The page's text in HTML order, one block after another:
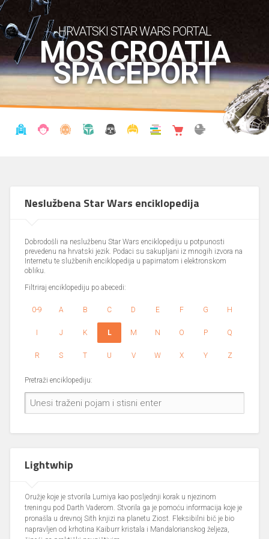
HRVATSKI STAR WARS PORTAL
MOS CROATIA
SPACEPORT
Neslužbena Star Wars enciklopedija
Dobrodošli na neslužbenu Star Wars enciklopediju u potpunosti
prevedenu na hrvatski jezik. Podaci su sakupljani iz mnogih izvora na
Internetu te službenih enciklopedija u papirnatom i elektronskom
obliku.
Filtriraj enciklopediju po abecedi:
0-9 A B C D E F G H
I J K L M N O P Q
R S T U V W X Y Z
Pretraži enciklopediju:
Lightwhip
Oružje koje je stvorila Lumiya kao posljednji korak u njezinom
treningu pod Darth Vaderom. Stvorila ga je pomoću informacija koje je
pronašla u drevnoj Sith knjizi na planetu Ziost. Fleksibilni bič je bio
napravljen od krhotina Kaiburr kristala i Mandalorianskog željeza,